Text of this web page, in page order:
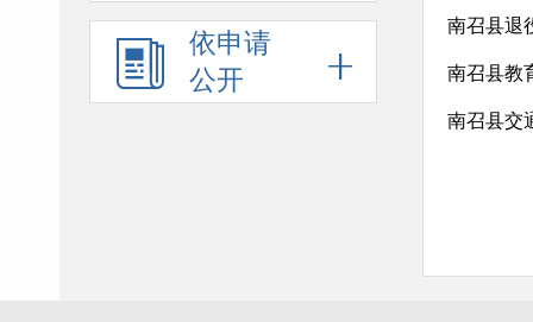
依申请
公开
南召县退
南召县教
南召县交